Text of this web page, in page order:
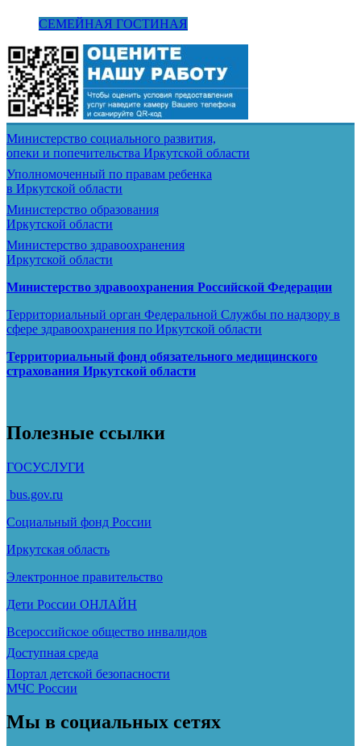
СЕМЕЙНАЯ ГОСТИНАЯ
Министерство социального развития,
опеки и попечительства Иркутской области
Уполномоченный по правам ребенка
в Иркутской области
Министерство образования
Иркутской области
Министерство здравоохранения
Иркутской области
Министерство здравоохранения Росcийской Федерации
Территориальный орган Федеральной Службы по надзору в
сфере здравоохранения по Иркутской области
Территориальный фонд обязательного медицинского
страхования Иркутской области
Полезные ссылки
ГОСУСЛУГИ
bus.gov.ru
Социальный фонд России
Иркутская область
Электронное правительство
Дети России ОНЛАЙН
Всероссийское общество инвалидов
Доступная среда
Портал детской безопасности
МЧС России
Мы в социальных сетях